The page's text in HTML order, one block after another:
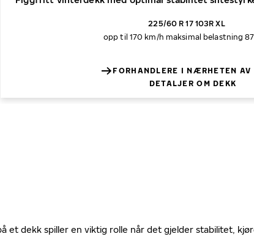
225/60 R 17 103R XL
opp til 170 km/h maksimal belastning
FORHANDLERE I NÆRHETEN AV
DETALJER OM DEKK
et dekk spiller en viktig rolle når det gjelder stabilitet,